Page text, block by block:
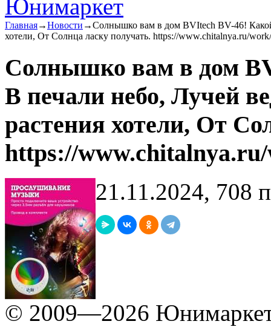
Главная→Новости →Солнышко вам в дом BVItech BV-46!
хотели, От Солнца ласку получать. https://www.chitalnya.ru/
Солнышко вам в дом
В печали небо, Лучей
растения хотели, От
https://
21.11.2024, 708
© 2009—2026